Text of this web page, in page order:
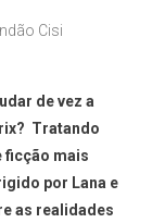
Cisi
de vez a
Tratando
ficção mais
por Lana e
as realidades